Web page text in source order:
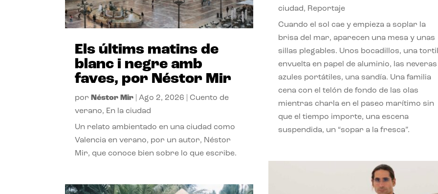
Els últims matins de
blanc i negre amb
faves, por Néstor Mir
por Néstor Mir |Ago 2, 2026 |Cuento de
verano, En la ciudad
Un relato ambientado en una ciudad como
Valencia en verano, por un autor, Néstor
Mir, que conoce bien sobre lo que escribe.
ciudad, Reportaje
Cuando el sol cae y empieza a soplar la
brisa del mar, aparecen una mesa y unas
sillas plegables. Unos bocadillos, una
envuelta en papel de aluminio, las neveras
azules portátiles, una sandía. Una familia
cena con el telón de fondo de las olas
mientras charla en el paseo marítimo sin
que el tiempo importe, una escena
suspendida, un “sopar a la fresca”.